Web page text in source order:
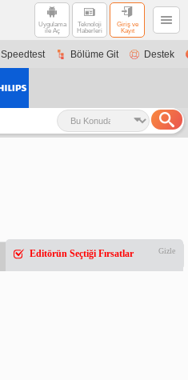
Uygulama
ile Aç
Teknoloji
Haberleri
Giriş ve
Kayıt
Speedtest Bölüme Git Destek
Editörün Seçtiği Fırsatlar Gizle